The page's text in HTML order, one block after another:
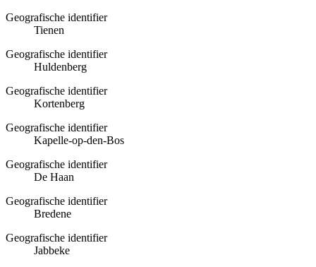
Geografische identifier
Tienen
Geografische identifier
Huldenberg
Geografische identifier
Kortenberg
Geografische identifier
Kapelle-op-den-Bos
Geografische identifier
De Haan
Geografische identifier
Bredene
Geografische identifier
Jabbeke